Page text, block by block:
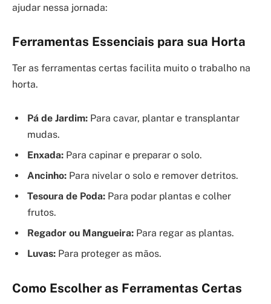
ajudar nessa jornada:
Ferramentas Essenciais para sua Horta
Ter as ferramentas certas facilita muito o trabalho na
horta.
Pá de Jardim: Para cavar, plantar e transplantar
mudas.
Enxada: Para capinar e preparar o solo.
Ancinho: Para nivelar o solo e remover detritos.
Tesoura de Poda: Para podar plantas e colher
frutos.
Regador ou Mangueira: Para regar as plantas.
Luvas: Para proteger as mãos.
Como Escolher as Ferramentas Certas